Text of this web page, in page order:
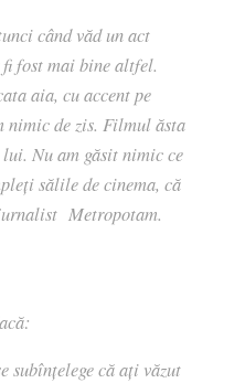
când văd un act
fost mai bine altfel.
aia, cu accent pe
nimic de zis. Filmul ăsta
Nu am găsit nimic ce
sălile de cinema, că
Metropotam.
subînțelege că ați văzut